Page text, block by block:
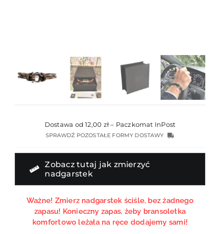
Dostawa od 12,00 zł – Paczkomat InPost
SPRAWDŹ POZOSTAŁE FORMY DOSTAWY
Zobacz tutaj jak zmierzyć
nadgarstek
Ważne! Zmierz nadgarstek ściśle, bez żadnego
zapasu! Konieczny zapas, żeby bransoletka
komfortowo leżała na ręce dodajemy sami!